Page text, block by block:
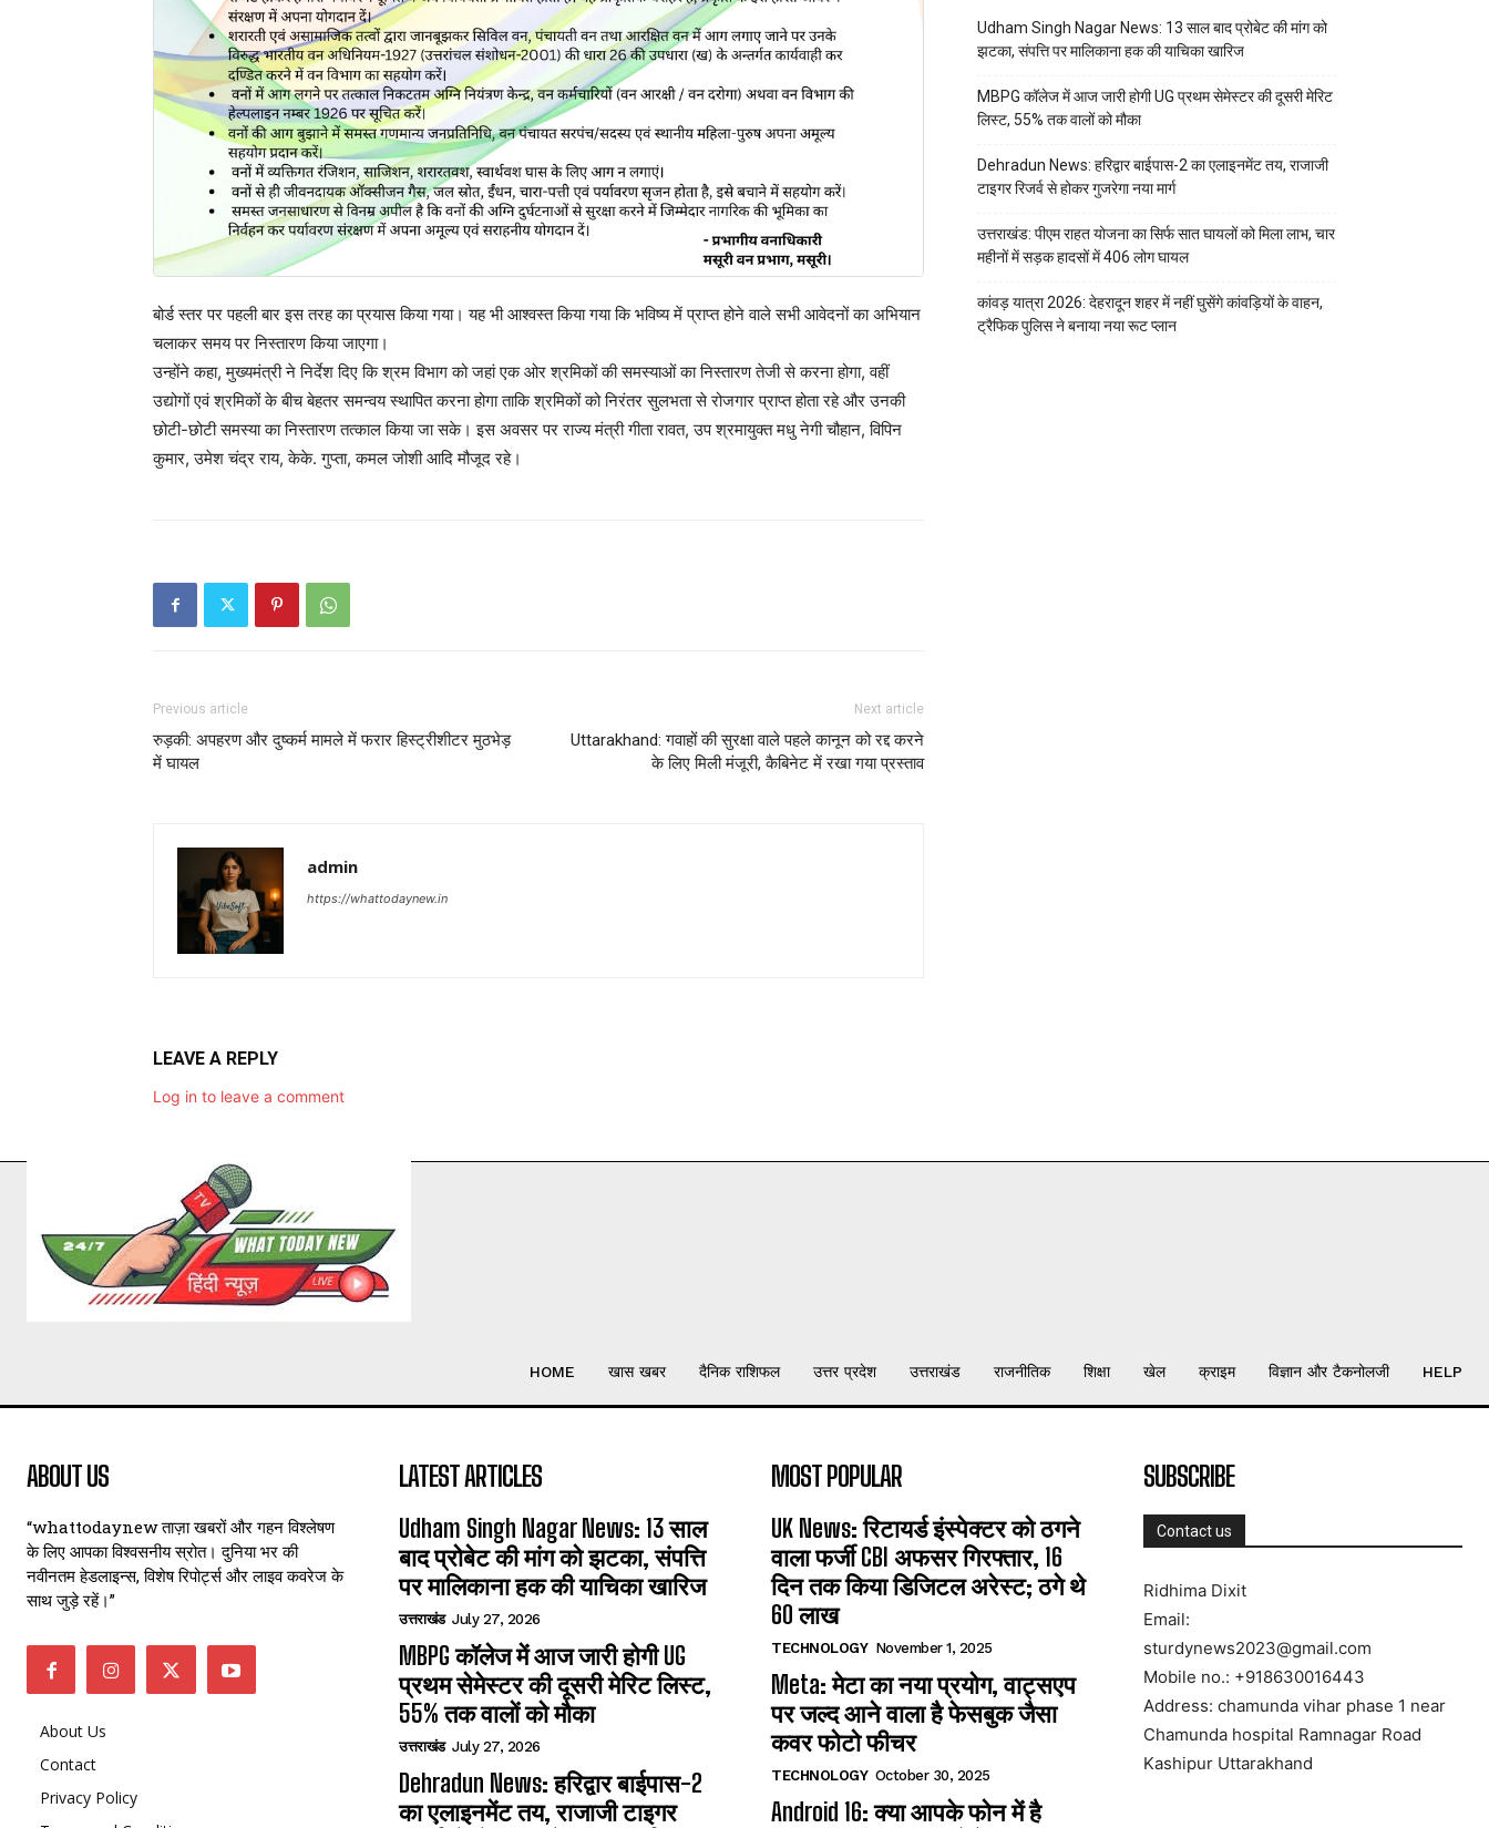
बोर्ड स्तर पर पहली बार इस तरह का प्रयास किया गया। यह भी आश्वस्त किया गया कि भविष्य में प्राप्त होने वाले सभी आवेदनों का अभियान
चलाकर समय पर निस्तारण किया जाएगा।
उन्होंने कहा, मुख्यमंत्री ने निर्देश दिए कि श्रम विभाग को जहां एक ओर श्रमिकों की समस्याओं का निस्तारण तेजी से करना होगा, वहीं
उद्योगों एवं श्रमिकों के बीच बेहतर समन्वय स्थापित करना होगा ताकि श्रमिकों को निरंतर सुलभता से रोजगार प्राप्त होता रहे और उनकी
छोटी-छोटी समस्या का निस्तारण तत्काल किया जा सके। इस अवसर पर राज्य मंत्री गीता रावत, उप श्रमायुक्त मधु नेगी चौहान, विपिन
कुमार, उमेश चंद्र राय, केके. गुप्ता, कमल जोशी आदि मौजूद रहे।
Previous article
रुड़की: अपहरण और दुष्कर्म मामले में फरार हिस्ट्रीशीटर मुठभेड़
में घायल
Next article
Uttarakhand: गवाहों की सुरक्षा वाले पहले कानून को रद्द करने
के लिए मिली मंजूरी, कैबिनेट में रखा गया प्रस्ताव
admin
https://whattodaynew.in
LEAVE A REPLY
Log in to leave a comment
Udham Singh Nagar News: 13 साल बाद प्रोबेट की मांग को
झटका, संपत्ति पर मालिकाना हक की याचिका खारिज
MBPG कॉलेज में आज जारी होगी UG प्रथम सेमेस्टर की दूसरी मेरिट
लिस्ट, 55% तक वालों को मौका
Dehradun News: हरिद्वार बाईपास-2 का एलाइनमेंट तय, राजाजी
टाइगर रिजर्व से होकर गुजरेगा नया मार्ग
उत्तराखंड: पीएम राहत योजना का सिर्फ सात घायलों को मिला लाभ, चार
महीनों में सड़क हादसों में 406 लोग घायल
कांवड़ यात्रा 2026: देहरादून शहर में नहीं घुसेंगे कांवड़ियों के वाहन,
ट्रैफिक पुलिस ने बनाया नया रूट प्लान
HOME खास खबर दैनिक राशिफल उत्तर प्रदेश उत्तराखंड राजनीतिक शिक्षा खेल क्राइम विज्ञान और टैकनोलजी HELP
ABOUT US
“whattodaynew ताज़ा खबरों और गहन विश्लेषण
के लिए आपका विश्वसनीय स्रोत। दुनिया भर की
नवीनतम हेडलाइन्स, विशेष रिपोर्ट्स और लाइव कवरेज के
साथ जुड़े रहें।”
About Us
Contact
Privacy Policy
LATEST ARTICLES
Udham Singh Nagar News: 13 साल
बाद प्रोबेट की मांग को झटका, संपत्ति
पर मालिकाना हक की याचिका खारिज
उत्तराखंड July 27, 2026
MBPG कॉलेज में आज जारी होगी UG
प्रथम सेमेस्टर की दूसरी मेरिट लिस्ट,
55% तक वालों को मौका
उत्तराखंड July 27, 2026
Dehradun News: हरिद्वार बाईपास-2
का एलाइनमेंट तय, राजाजी टाइगर
MOST POPULAR
UK News: रिटायर्ड इंस्पेक्टर को ठगने
वाला फर्जी CBI अफसर गिरफ्तार, 16
दिन तक किया डिजिटल अरेस्ट; ठगे थे
60 लाख
TECHNOLOGY November 1, 2025
Meta: मेटा का नया प्रयोग, वाट्सएप
पर जल्द आने वाला है फेसबुक जैसा
कवर फोटो फीचर
TECHNOLOGY October 30, 2025
Android 16: क्या आपके फोन में है
SUBSCRIBE
Contact us
Ridhima Dixit
Email:
sturdynews2023@gmail.com
Mobile no.: +918630016443
Address: chamunda vihar phase 1 near
Chamunda hospital Ramnagar Road
Kashipur Uttarakhand